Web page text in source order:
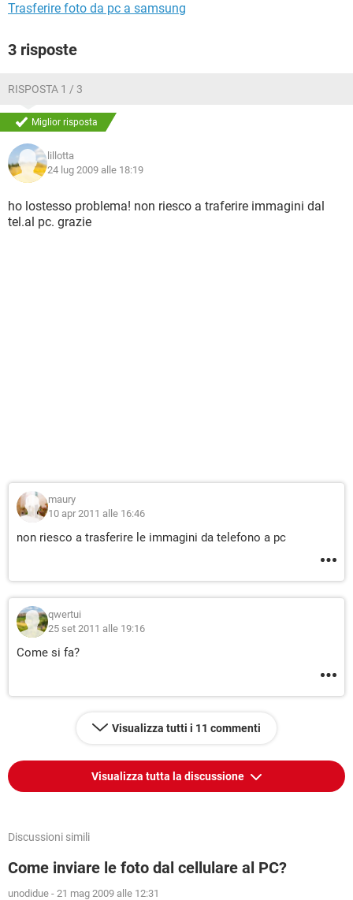
Trasferire foto da pc a samsung
3 risposte
RISPOSTA 1 / 3
Miglior risposta
lillotta
24 lug 2009 alle 18:19
ho lostesso problema! non riesco a traferire immagini dal
tel.al pc. grazie
maury
10 apr 2011 alle 16:46
non riesco a trasferire le immagini da telefono a pc
qwertui
25 set 2011 alle 19:16
Come si fa?
Visualizza tutti i 11 commenti
Visualizza tutta la discussione
Discussioni simili
Come inviare le foto dal cellulare al PC?
unodidue - 21 mag 2009 alle 12:31